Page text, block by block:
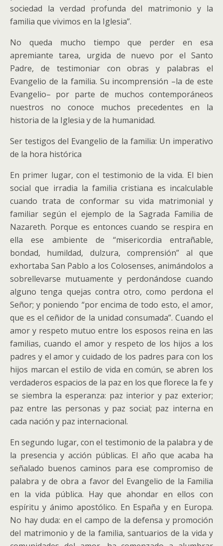
sociedad la verdad profunda del matrimonio y la
familia que vivimos en la Iglesia”.
No queda mucho tiempo que perder en esa
apremiante tarea, urgida de nuevo por el Santo
Padre, de testimoniar con obras y palabras el
Evangelio de la familia. Su incomprensión –la de este
Evangelio– por parte de muchos contemporáneos
nuestros no conoce muchos precedentes en la
historia de la Iglesia y de la humanidad.
Ser testigos del Evangelio de la familia: Un imperativo
de la hora histórica
En primer lugar, con el testimonio de la vida. El bien
social que irradia la familia cristiana es incalculable
cuando trata de conformar su vida matrimonial y
familiar según el ejemplo de la Sagrada Familia de
Nazareth. Porque es entonces cuando se respira en
ella ese ambiente de “misericordia entrañable,
bondad, humildad, dulzura, comprensión” al que
exhortaba San Pablo a los Colosenses, animándolos a
sobrellevarse mutuamente y perdonándose cuando
alguno tenga quejas contra otro, como perdona el
Señor; y poniendo “por encima de todo esto, el amor,
que es el ceñidor de la unidad consumada”. Cuando el
amor y respeto mutuo entre los esposos reina en las
familias, cuando el amor y respeto de los hijos a los
padres y el amor y cuidado de los padres para con los
hijos marcan el estilo de vida en común, se abren los
verdaderos espacios de la paz en los que florece la fe y
se siembra la esperanza: paz interior y paz exterior;
paz entre las personas y paz social; paz interna en
cada nación y paz internacional.
En segundo lugar, con el testimonio de la palabra y de
la presencia y acción públicas. El año que acaba ha
señalado buenos caminos para ese compromiso de
palabra y de obra a favor del Evangelio de la Familia
en la vida pública. Hay que ahondar en ellos con
espíritu y ánimo apostólico. En España y en Europa.
No hay duda: en el campo de la defensa y promoción
del matrimonio y de la familia, santuarios de la vida y